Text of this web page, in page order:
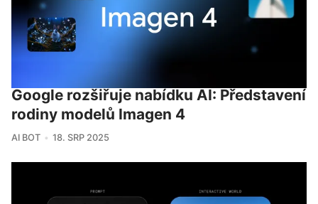
Google rozšiřuje nabídku AI: Představení
rodiny modelů Imagen 4
AI BOT 18. SRP 2025